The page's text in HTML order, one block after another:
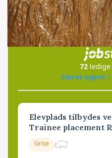
i
72
Opret agent
Elevplads tilbydes
Trainee placement
Grise